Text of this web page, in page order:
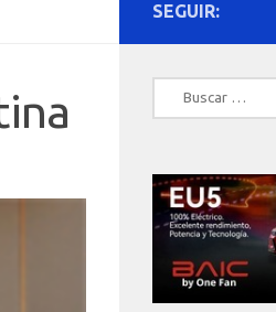
SEGUIR:
Buscar: